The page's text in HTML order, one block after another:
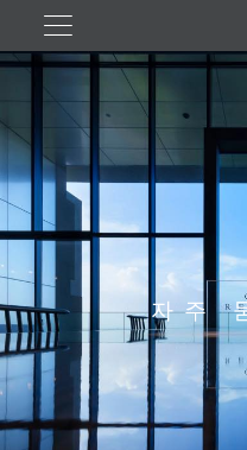
문
건
너
뛰
자주